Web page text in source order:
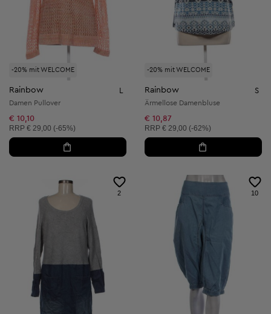
-20% mit WELCOME
Rainbow L
Damen Pullover
€ 10,10
Unverbindliche Preisempfehlung:
RRP € 29,00 (-65%)
-20% mit WELCOME
Rainbow S
Ärmellose Damenbluse
€ 10,87
Unverbindliche Preisempfehlung:
RRP € 29,00 (-62%)
2 10